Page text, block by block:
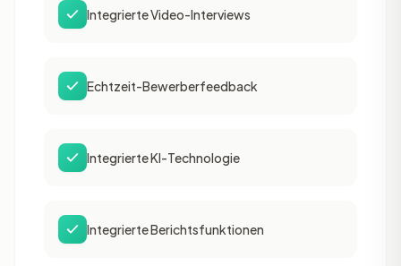
Integrierte Video-Interviews
Echtzeit-Bewerberfeedback
Integrierte KI-Technologie
Integrierte Berichtsfunktionen